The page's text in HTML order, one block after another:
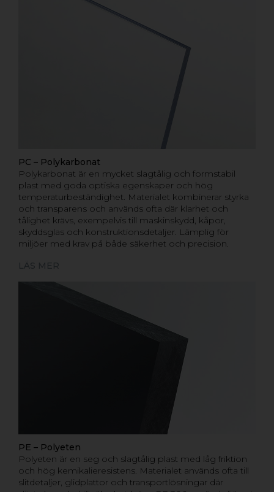
PC – Polykarbonat
Polykarbonat är en mycket slagtålig och formstabil
plast med goda optiska egenskaper och hög
temperaturbeständighet. Materialet kombinerar styrka
och transparens och används ofta där klarhet och
tålighet krävs, exempelvis till maskinskydd, kåpor,
skyddsglas och konstruktionsdetaljer. Lämplig för
miljöer med krav på både säkerhet och precision.
LÄS MER
PE – Polyeten
Polyeten är en seg och slagtålig plast med låg friktion
och hög kemikalieresistens. Materialet används ofta till
slitdetaljer, glidplattor och transportlösningar där